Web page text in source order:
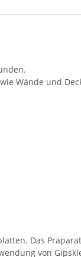
Wände und
Das
von